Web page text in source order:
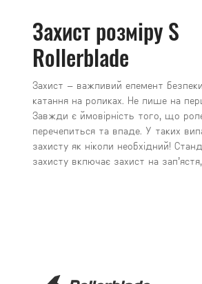
Захист розміру S
Rollerblade
Захист – важливий елемент
катання на роликах. Не лише на
Завжди є ймовірність того, що
перечепиться та впаде. У таких
захисту як ніколи необхідний!
захисту включає захист на зап’ястя,